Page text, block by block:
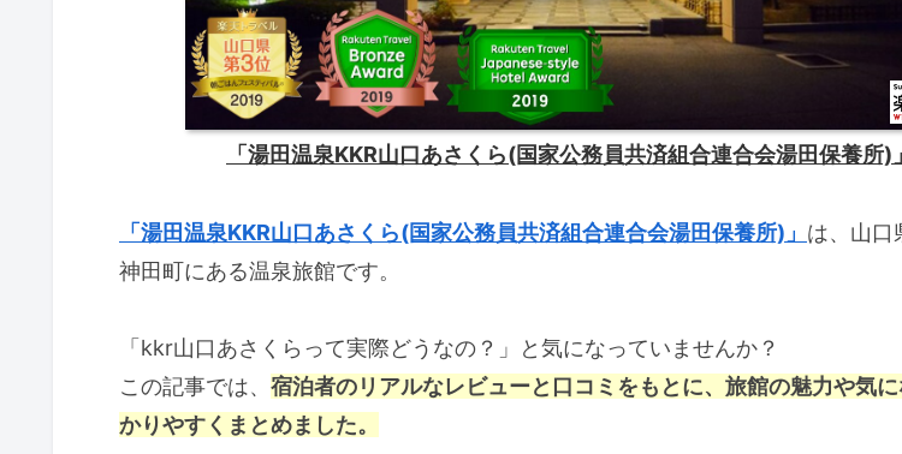
「湯田温泉KKR山口あさくら(国家公務員共済組合連合会湯田保養所)」
「湯田温泉KKR山口あさくら(国家公務員共済組合連合会湯田保養所)」 は、山口
神田町にある温泉旅館です。
「kkr山口あさくらって実際どうなの？」と気になっていませんか？
この記事では、 宿泊者のリアルなレビューと口コミをもとに、旅館の魅力や気
かりやすくまとめました。